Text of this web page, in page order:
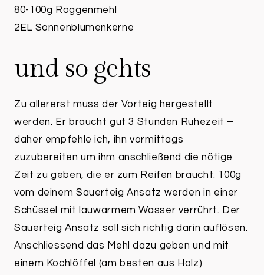
80-100g Roggenmehl
2EL Sonnenblumenkerne
und so gehts
Zu allererst muss der Vorteig hergestellt
werden. Er braucht gut 3 Stunden Ruhezeit –
daher empfehle ich, ihn vormittags
zuzubereiten um ihm anschließend die nötige
Zeit zu geben, die er zum Reifen braucht. 100g
vom deinem Sauerteig Ansatz werden in einer
Schüssel mit lauwarmem Wasser verrührt. Der
Sauerteig Ansatz soll sich richtig darin auflösen.
Anschliessend das Mehl dazu geben und mit
einem Kochlöffel (am besten aus Holz)